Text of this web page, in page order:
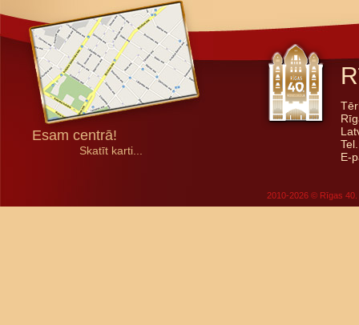
Esam centrā!
Skatīt karti...
E-
2010-2026 © Rīgas